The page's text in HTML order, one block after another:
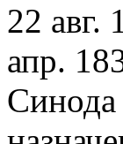
22 авг.
апр.
Синода